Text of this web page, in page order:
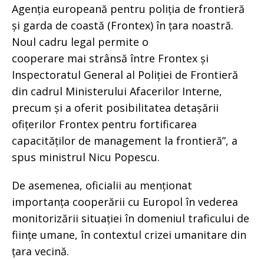
Agenția europeană pentru poliția de frontieră
și garda de coastă (Frontex) în țara noastră.
Noul cadru legal permite o
cooperare mai strânsă între Frontex și
Inspectoratul General al Poliției de Frontieră
din cadrul Ministerului Afacerilor Interne,
precum și a oferit posibilitatea detașării
ofițerilor Frontex pentru fortificarea
capacităților de management la frontieră”, a
spus ministrul Nicu Popescu.
De asemenea, oficialii au menționat
importanța cooperării cu Europol în vederea
monitorizării situației în domeniul traficului de
ființe umane, în contextul crizei umanitare din
țara vecină.